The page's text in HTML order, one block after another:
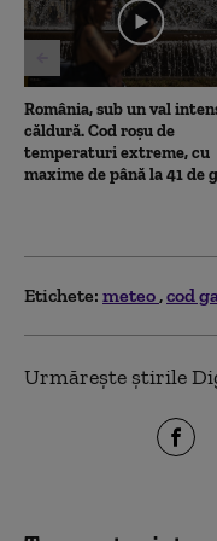
seconds
România, sub un val
căldură. Cod roșu de
temperaturi extreme, cu
maxime de până la 41 de
Etichete: meteo cod
Urmărește știrile